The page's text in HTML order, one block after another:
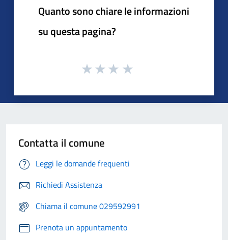
Quanto sono chiare le informazioni
su questa pagina?
Contatta il comune
Leggi le domande frequenti
Richiedi Assistenza
Chiama il comune 029592991
Prenota un appuntamento